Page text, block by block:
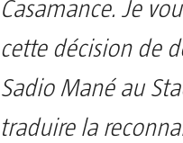
Casamance. Je
cette décision de
Sadio Mané au
traduire la